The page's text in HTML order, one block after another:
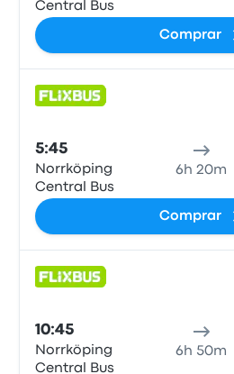
Central Bus
Comprar
5:45
Norrköping
Central Bus
6h 20m
Comprar
10:45
Norrköping
Central Bus
6h 50m